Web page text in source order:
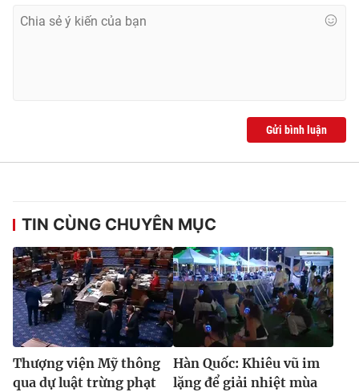
Gửi bình luận
TIN CÙNG CHUYÊN MỤC
Thượng viện Mỹ thông
qua dự luật trừng phạt
Hàn Quốc: Khiêu vũ im
lặng để giải nhiệt mùa